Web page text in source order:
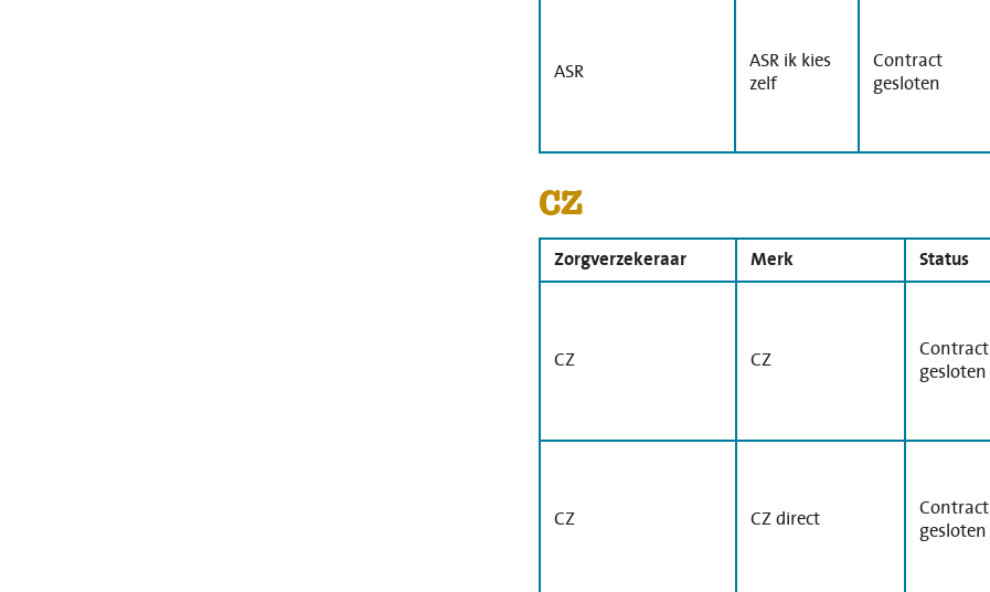
ASR
ASR ik kies
zelf
Contract
gesloten
CZ
Zorgverzekeraar Merk Status
CZ CZ
Contract
gesloten
CZ CZ direct
Contract
gesloten